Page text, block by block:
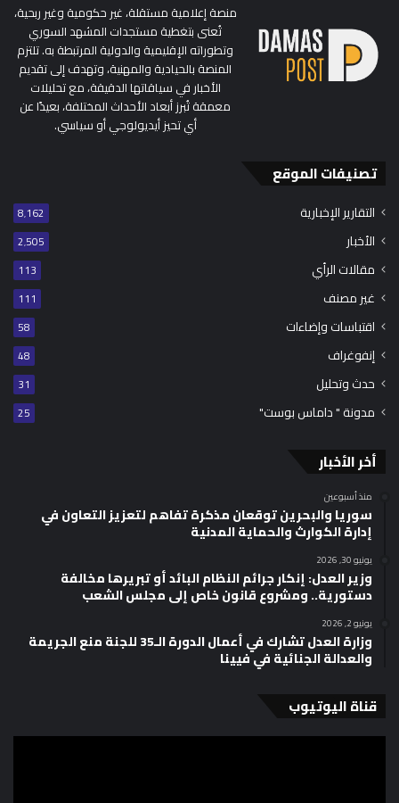
منصة إعلامية مستقلة، غير حكومية وغير ربحية،
تُعنى بتغطية مستجدات المشهد السوري
وتطوراته الإقليمية والدولية المرتبطة به. تلتزم
المنصة بالحيادية والمهنية، وتهدف إلى تقديم
الأخبار في سياقاتها الدقيقة، مع تحليلات
معمقة تُبرز أبعاد الأحداث المختلفة، بعيدًا عن
أي تحيز أيديولوجي أو سياسي.
تصنيفات الموقع
التقارير الإخبارية 8٬162
الأخبار 2٬505
مقالات الرأي 113
غير مصنف 111
اقتباسات وإضاءات 58
إنفوغراف 48
حدث وتحليل 31
مدونة " داماس بوست" 25
أخر الأخبار
منذ أسبوعين
سوريا والبحرين توقعان مذكرة تفاهم لتعزيز التعاون في
إدارة الكوارث والحماية المدنية
يونيو 30, 2026
وزير العدل: إنكار جرائم النظام البائد أو تبريرها مخالفة
دستورية.. ومشروع قانون خاص إلى مجلس الشعب
يونيو 2, 2026
وزارة العدل تشارك في أعمال الدورة الـ35 للجنة منع الجريمة
والعدالة الجنائية في فيينا
قناة اليوتيوب